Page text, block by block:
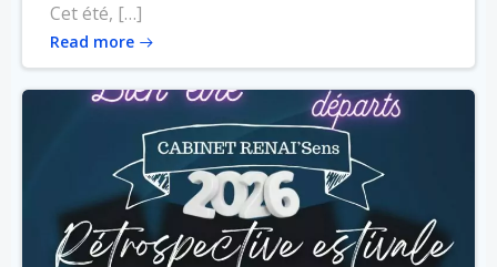
Cet été, […]
Read more